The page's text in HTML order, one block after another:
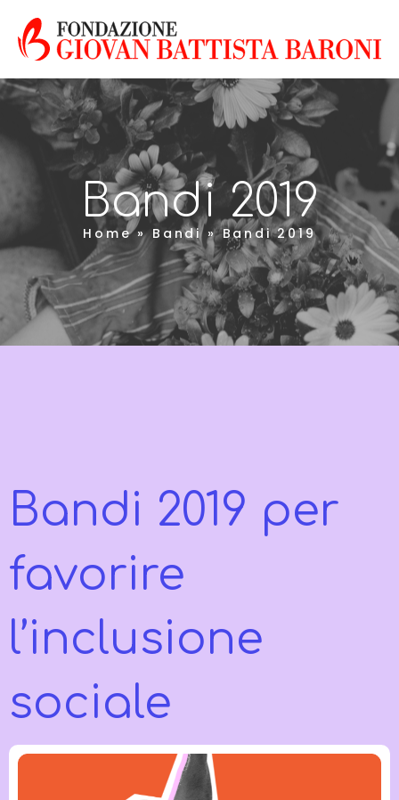
Bandi 2019
Home»Bandi»Bandi 2019
Bandi 2019 per
favorire
l’inclusione
sociale